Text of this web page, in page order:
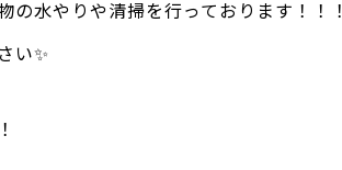
の水やりや清掃を行っております！！！
い✨